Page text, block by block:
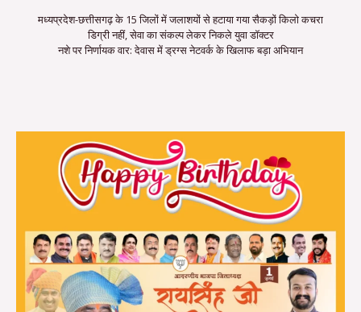
मध्यप्रदेश-छत्तीसगढ़ के 15 जिलों में जलाशयों से हटाया गया सैकड़ों किलो कचरा
डिग्री नहीं, सेवा का संकल्प लेकर निकले युवा डॉक्टर
नशे पर निर्णायक वार: देवास में ड्रग्स नेटवर्क के खिलाफ बड़ा अभियान